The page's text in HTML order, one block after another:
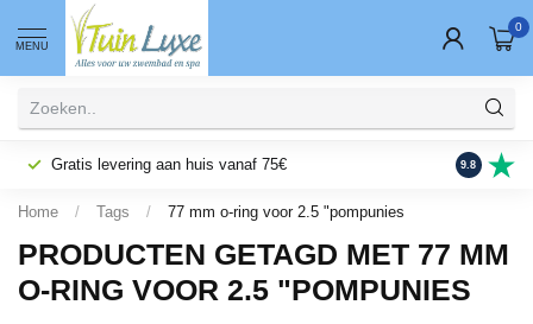
MENU
0
Gratis levering aan huis vanaf 75€ Fysieke
9.8
Home / Tags / 77 mm o-ring voor 2.5 "pompunies
PRODUCTEN GETAGD MET 77 MM
O-RING VOOR 2.5 "POMPUNIES